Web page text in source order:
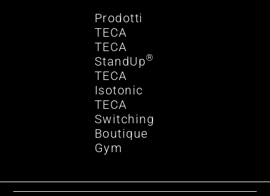
Prodotti
TECA
TECA
StandUp®
TECA
Isotonic
TECA
Switching
Boutique
Gym